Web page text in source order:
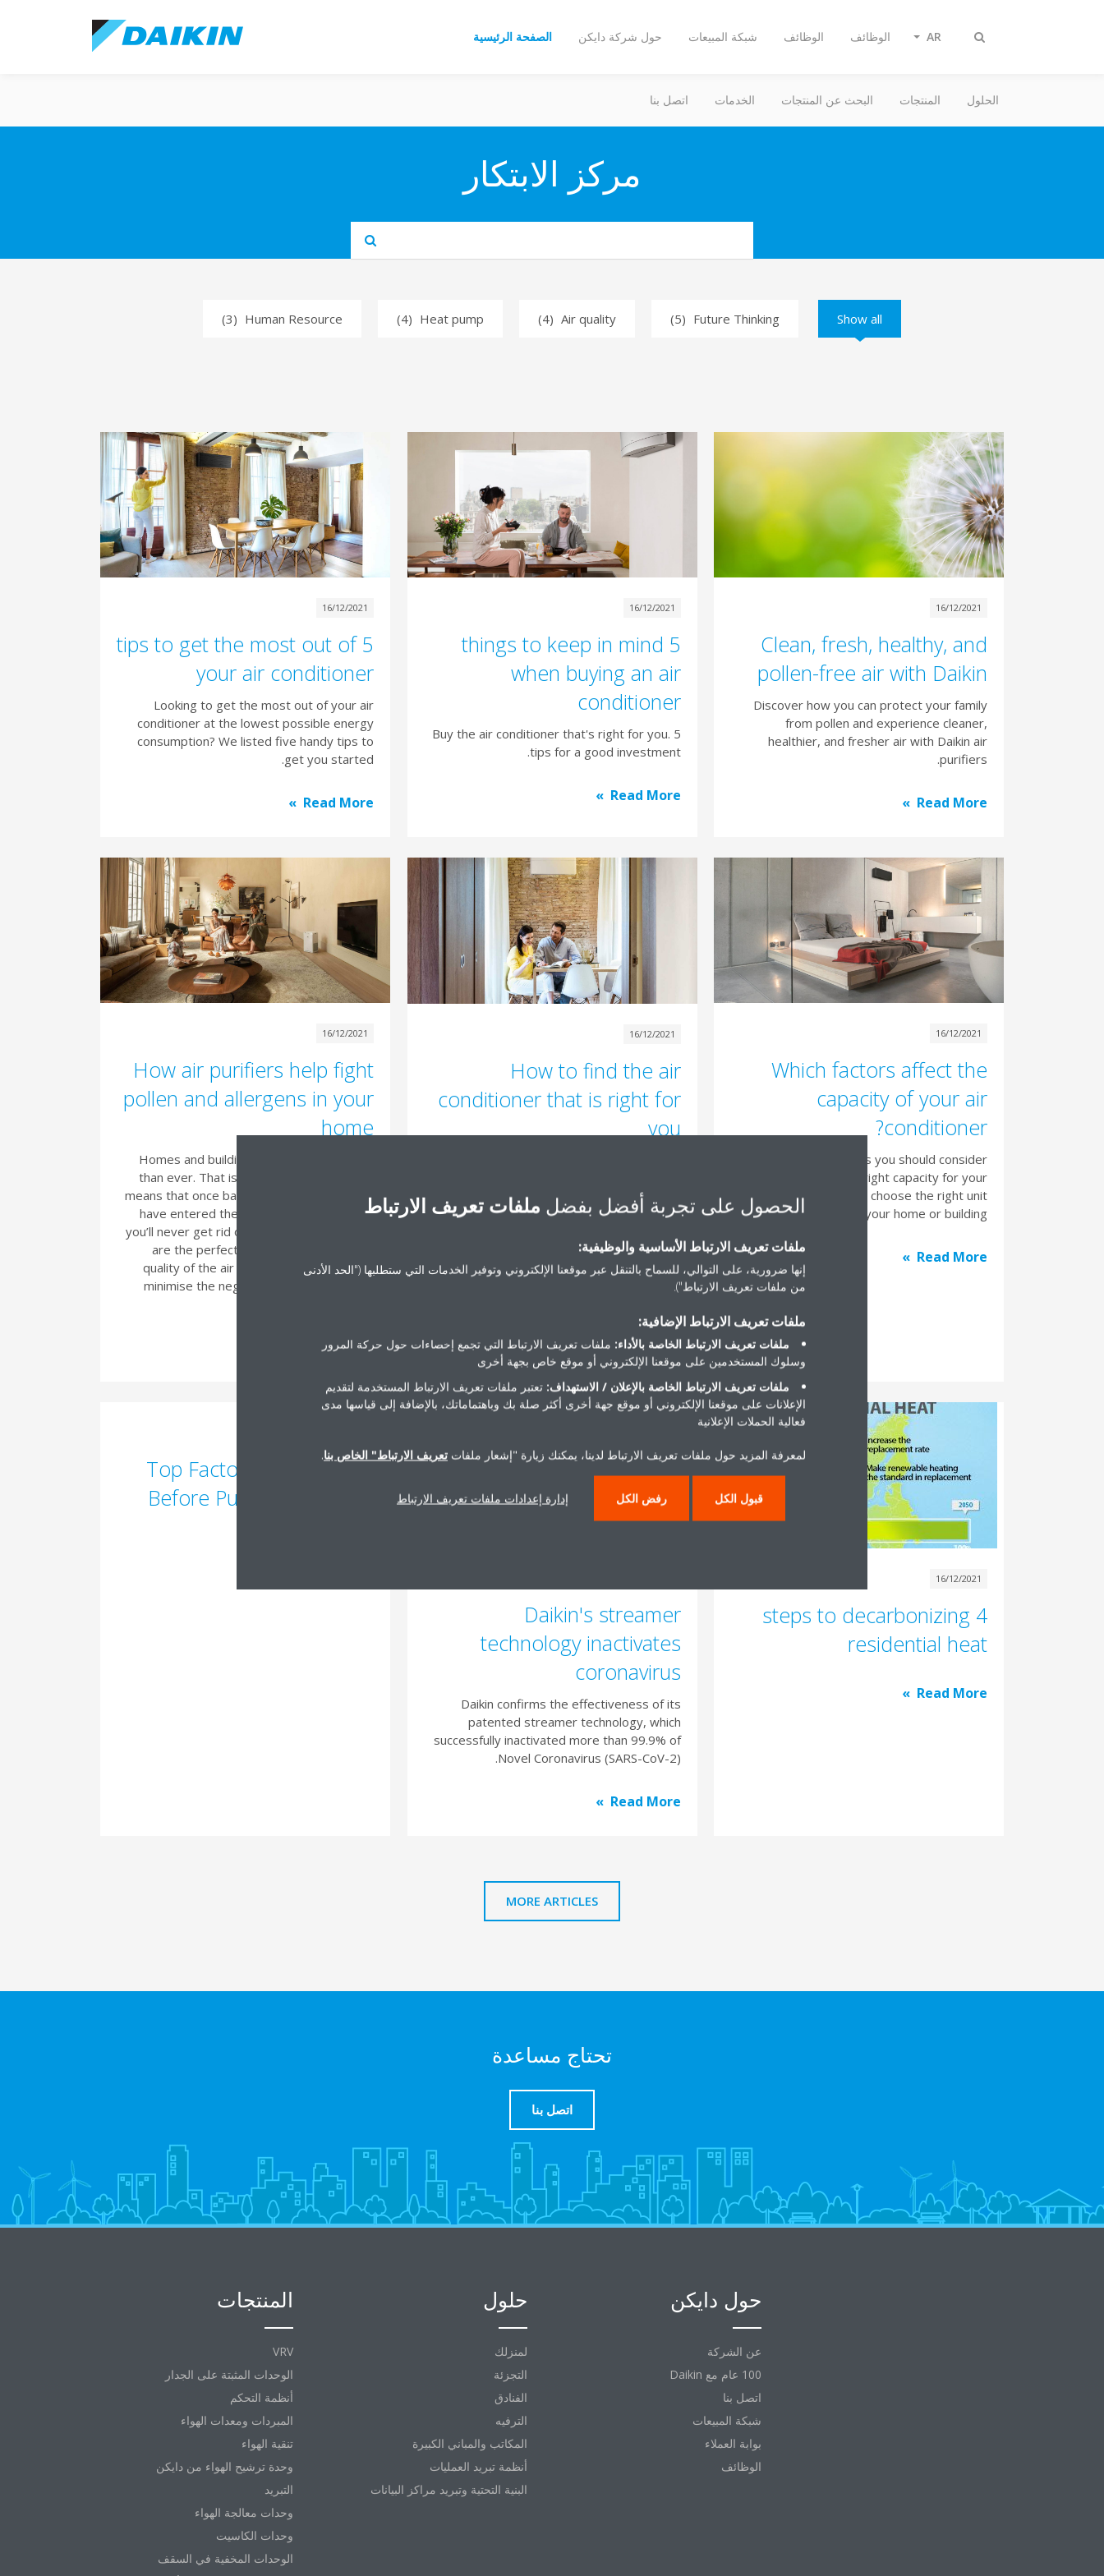
Toggle
الصفحة الرئيسية حول شركة دايكن شبكة المبيعات الوظائف الوظائف AR
الحلول المنتجات البحث عن المنتجات الخدمات اتصل بنا
مركز الابتكار
Submit
Show all
Future Thinking
(5)
Air quality
(4)
Heat pump
(4)
Human Resource
(3)
16/12/2021
Clean, fresh, healthy, and
pollen-free air with Daikin
Discover how you can protect your family
from pollen and experience cleaner,
healthier, and fresher air with Daikin air
purifiers.
Read More
16/12/2021
5 things to keep in mind
when buying an air
conditioner
Buy the air conditioner that's right for you. 5
tips for a good investment.
Read More
16/12/2021
5 tips to get the most out of
your air conditioner
Looking to get the most out of your air
conditioner at the lowest possible energy
consumption? We listed five handy tips to
get you started.
Read More
16/12/2021
Which factors affect the
capacity of your air
conditioner?
there are a lot of things you should consider
when determining the right capacity for your
air conditioner and to choose the right unit
for your home or building.
Read More
16/12/2021
How to find the air
conditioner that is right for
you
solutions. A number of key factors need to
be kept in mind when selecting the perfect
climate all year long.
Read More
16/12/2021
How air purifiers help fight
pollen and allergens in your
home
Homes and buildings are better insulated
than ever. That is a good thing, but it also
means that once bad air particles and pollen
have entered the room, there is a chance
you’ll never get rid of them. Our air purifiers
are the perfect solution to improve the
quality of the air inside your home and to
minimise the negative effect of pollen on
Read More
16/12/2021
4 steps to decarbonizing
residential heat
Read More
Daikin's streamer
technology inactivates
coronavirus
Daikin confirms the effectiveness of its
patented streamer technology, which
successfully inactivated more than 99.9% of
Novel Coronavirus (SARS-CoV-2).
Read More
Top Factors To Consider
Before Purchasing an AC
MORE ARTICLES
تحتاج مساعدة
اتصل بنا
المنتجات
VRV
الوحدات المثبتة على الجدار
أنظمة التحكم
المبردات ومعدات الهواء
تنقية الهواء
وحدة ترشيح الهواء من دايكن
التبريد
وحدات معالجة الهواء
وحدات الكاسيت
الوحدات المخفية في السقف
حلول
لمنزلك
التجزئة
الفنادق
الترفيه
المكاتب والمباني الكبيرة
أنظمة تبريد العمليات
البنية التحتية وتبريد مراكز البيانات
حول دايكن
عن الشركة
100 عام مع Daikin
اتصل بنا
شبكة المبيعات
بوابة العملاء
الوظائف
الحصول على تجربة أفضل بفضل ملفات تعريف الارتباط
ملفات تعريف الارتباط الأساسية والوظيفية:
إنها ضرورية، على التوالي، للسماح بالتنقل عبر موقعنا الإلكتروني وتوفير الخدمات التي ستطلبها ("الحد الأدنى
من ملفات تعريف الارتباط").
ملفات تعريف الارتباط الإضافية:
ملفات تعريف الارتباط الخاصة بالأداء: ملفات تعريف الارتباط التي تجمع إحصاءات حول حركة المرور
وسلوك المستخدمين على موقعنا الإلكتروني أو موقع خاص بجهة أخرى
ملفات تعريف الارتباط الخاصة بالإعلان / الاستهداف: تعتبر ملفات تعريف الارتباط المستخدمة لتقديم
الإعلانات على موقعنا الإلكتروني أو موقع جهة أخرى أكثر صلة بك وباهتماماتك، بالإضافة إلى قياسها مدى
فعالية الحملات الإعلانية
لمعرفة المزيد حول ملفات تعريف الارتباط لدينا، يمكنك زيارة "إشعار ملفات تعريف الارتباط" الخاص بنا.
قبول الكل رفض الكل إدارة إعدادات ملفات تعريف الارتباط